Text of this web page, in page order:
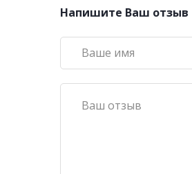
Напишите Ваш отзыв